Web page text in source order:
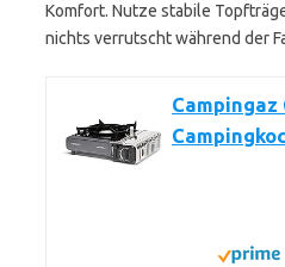
Komfort. Nutze stabile
nichts verrutscht während der
Campingaz